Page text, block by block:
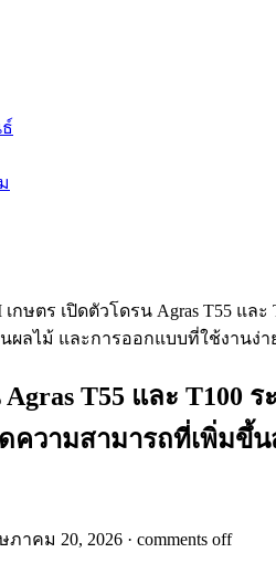
เกษตร เปิดตัวโดรน Agras T55 แ
ลไม้ และการออกแบบที่ใช้งานง่
T55 และ T100
วามสามารถที่เพิ่มขึ้
ภาคม 20, 2026 · comments off